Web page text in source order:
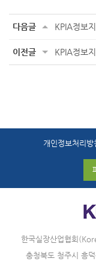
다음글 KPIA정보
이전글 KPIA정보
개인정보처리방
한국실장산업협회
충청북도 청주시 흥